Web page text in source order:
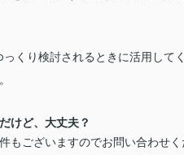
くり検討されるときに活用してく
けど、大丈夫？
もございますのでお問い合わせく